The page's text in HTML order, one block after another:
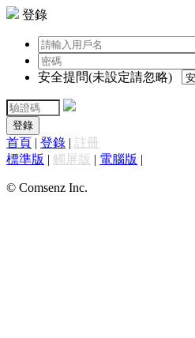
登錄
安全提問(未設定請忽略)
登錄
首頁 | 登錄 | 註冊
標準版 | 觸屏版 | 電腦版 |
© Comsenz Inc.